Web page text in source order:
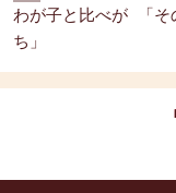
「